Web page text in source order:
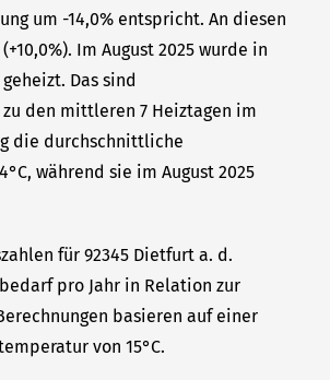
um -14,0% entspricht. An diesen
Im August 2025 wurde in
Das sind
zu den mittleren 7 Heiztagen im
die durchschnittliche
während sie im August 2025
für 92345 Dietfurt a. d.
pro Jahr in Relation zur
basieren auf einer
von 15°C.